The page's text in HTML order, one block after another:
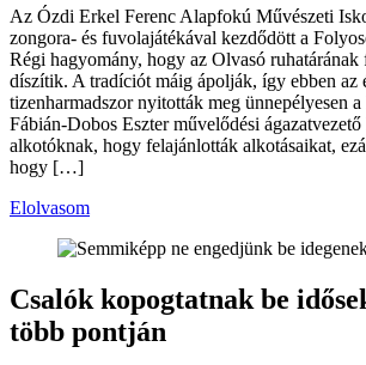
Az Ózdi Erkel Ferenc Alapfokú Művészeti
zongora- és fuvolajátékával kezdődött a
Régi hagyomány, hogy az Olvasó ruhatárának
díszítik. A tradíciót máig ápolják, így ebben az
tizenharmadszor nyitották meg ünnepélyesen
Fábián-Dobos Eszter művelődési
alkotóknak, hogy felajánlották alkotásaikat,
hogy […]
Elolvasom
Csalók kopogtatnak be
több pontján